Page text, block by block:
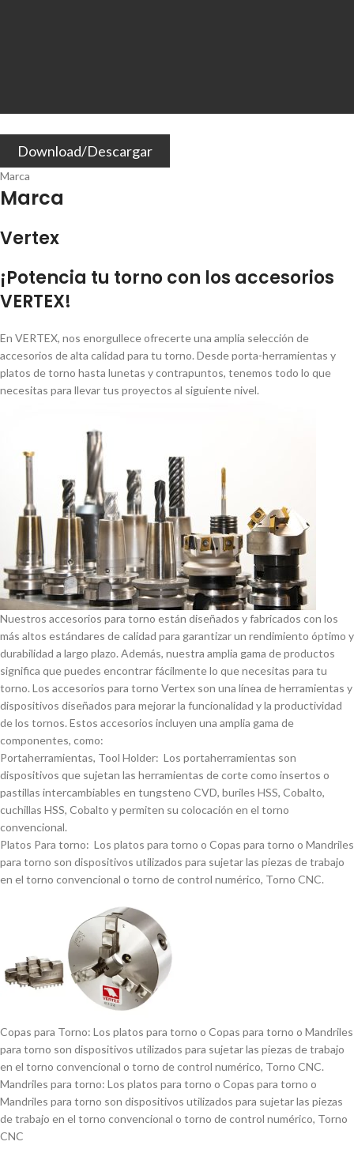
Download/Descargar
Marca
Marca
Vertex
¡Potencia tu torno con los accesorios
VERTEX!
En VERTEX, nos enorgullece ofrecerte una amplia selección de
accesorios de alta calidad para tu torno. Desde porta-herramientas y
platos de torno hasta lunetas y contrapuntos, tenemos todo lo que
necesitas para llevar tus proyectos al siguiente nivel.
Nuestros accesorios para torno están diseñados y fabricados con los
más altos estándares de calidad para garantizar un rendimiento óptimo y
durabilidad a largo plazo. Además, nuestra amplia gama de productos
significa que puedes encontrar fácilmente lo que necesitas para tu
torno. Los accesorios para torno Vertex son una lí­nea de herramientas y
dispositivos diseñados para mejorar la funcionalidad y la productividad
de los tornos. Estos accesorios incluyen una amplia gama de
componentes, como:
Portaherramientas, Tool Holder: Los portaherramientas son
dispositivos que sujetan las herramientas de corte como insertos o
pastillas intercambiables en tungsteno CVD, buriles HSS, Cobalto,
cuchillas HSS, Cobalto y permiten su colocación en el torno
convencional.
Platos Para torno: Los platos para torno o Copas para torno o Mandriles
para torno son dispositivos utilizados para sujetar las piezas de trabajo
en el torno convencional o torno de control numérico, Torno CNC.
Copas para Torno: Los platos para torno o Copas para torno o Mandriles
para torno son dispositivos utilizados para sujetar las piezas de trabajo
en el torno convencional o torno de control numérico, Torno CNC.
Mandriles para torno: Los platos para torno o Copas para torno o
Mandriles para torno son dispositivos utilizados para sujetar las piezas
de trabajo en el torno convencional o torno de control numérico, Torno
CNC